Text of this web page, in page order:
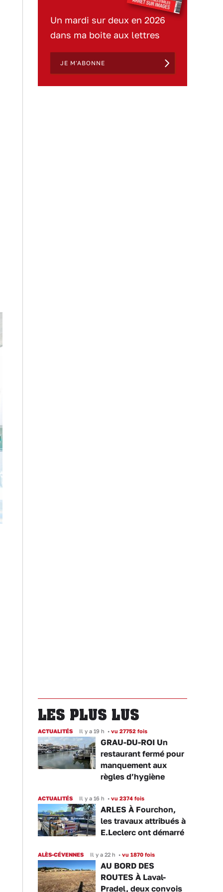
Un mardi sur deux en 2026
dans ma boite aux lettres
JE M'ABONNE
LES PLUS LUS
ACTUALITÉS Il y a 19 h • vu 27752 fois
GRAU-DU-ROI Un
restaurant fermé pour
manquement aux
règles d’hygiène
ACTUALITÉS Il y a 16 h • vu 2374 fois
ARLES À Fourchon,
les travaux attribués à
E.Leclerc ont démarré
ALÈS-CÉVENNES Il y a 22 h • vu 1870 fois
AU BORD DES
ROUTES À Laval-
Pradel, deux convois